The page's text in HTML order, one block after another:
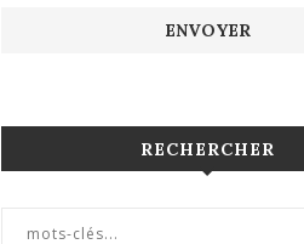
RECHERCHER